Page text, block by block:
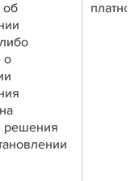
об
о
решения
платно